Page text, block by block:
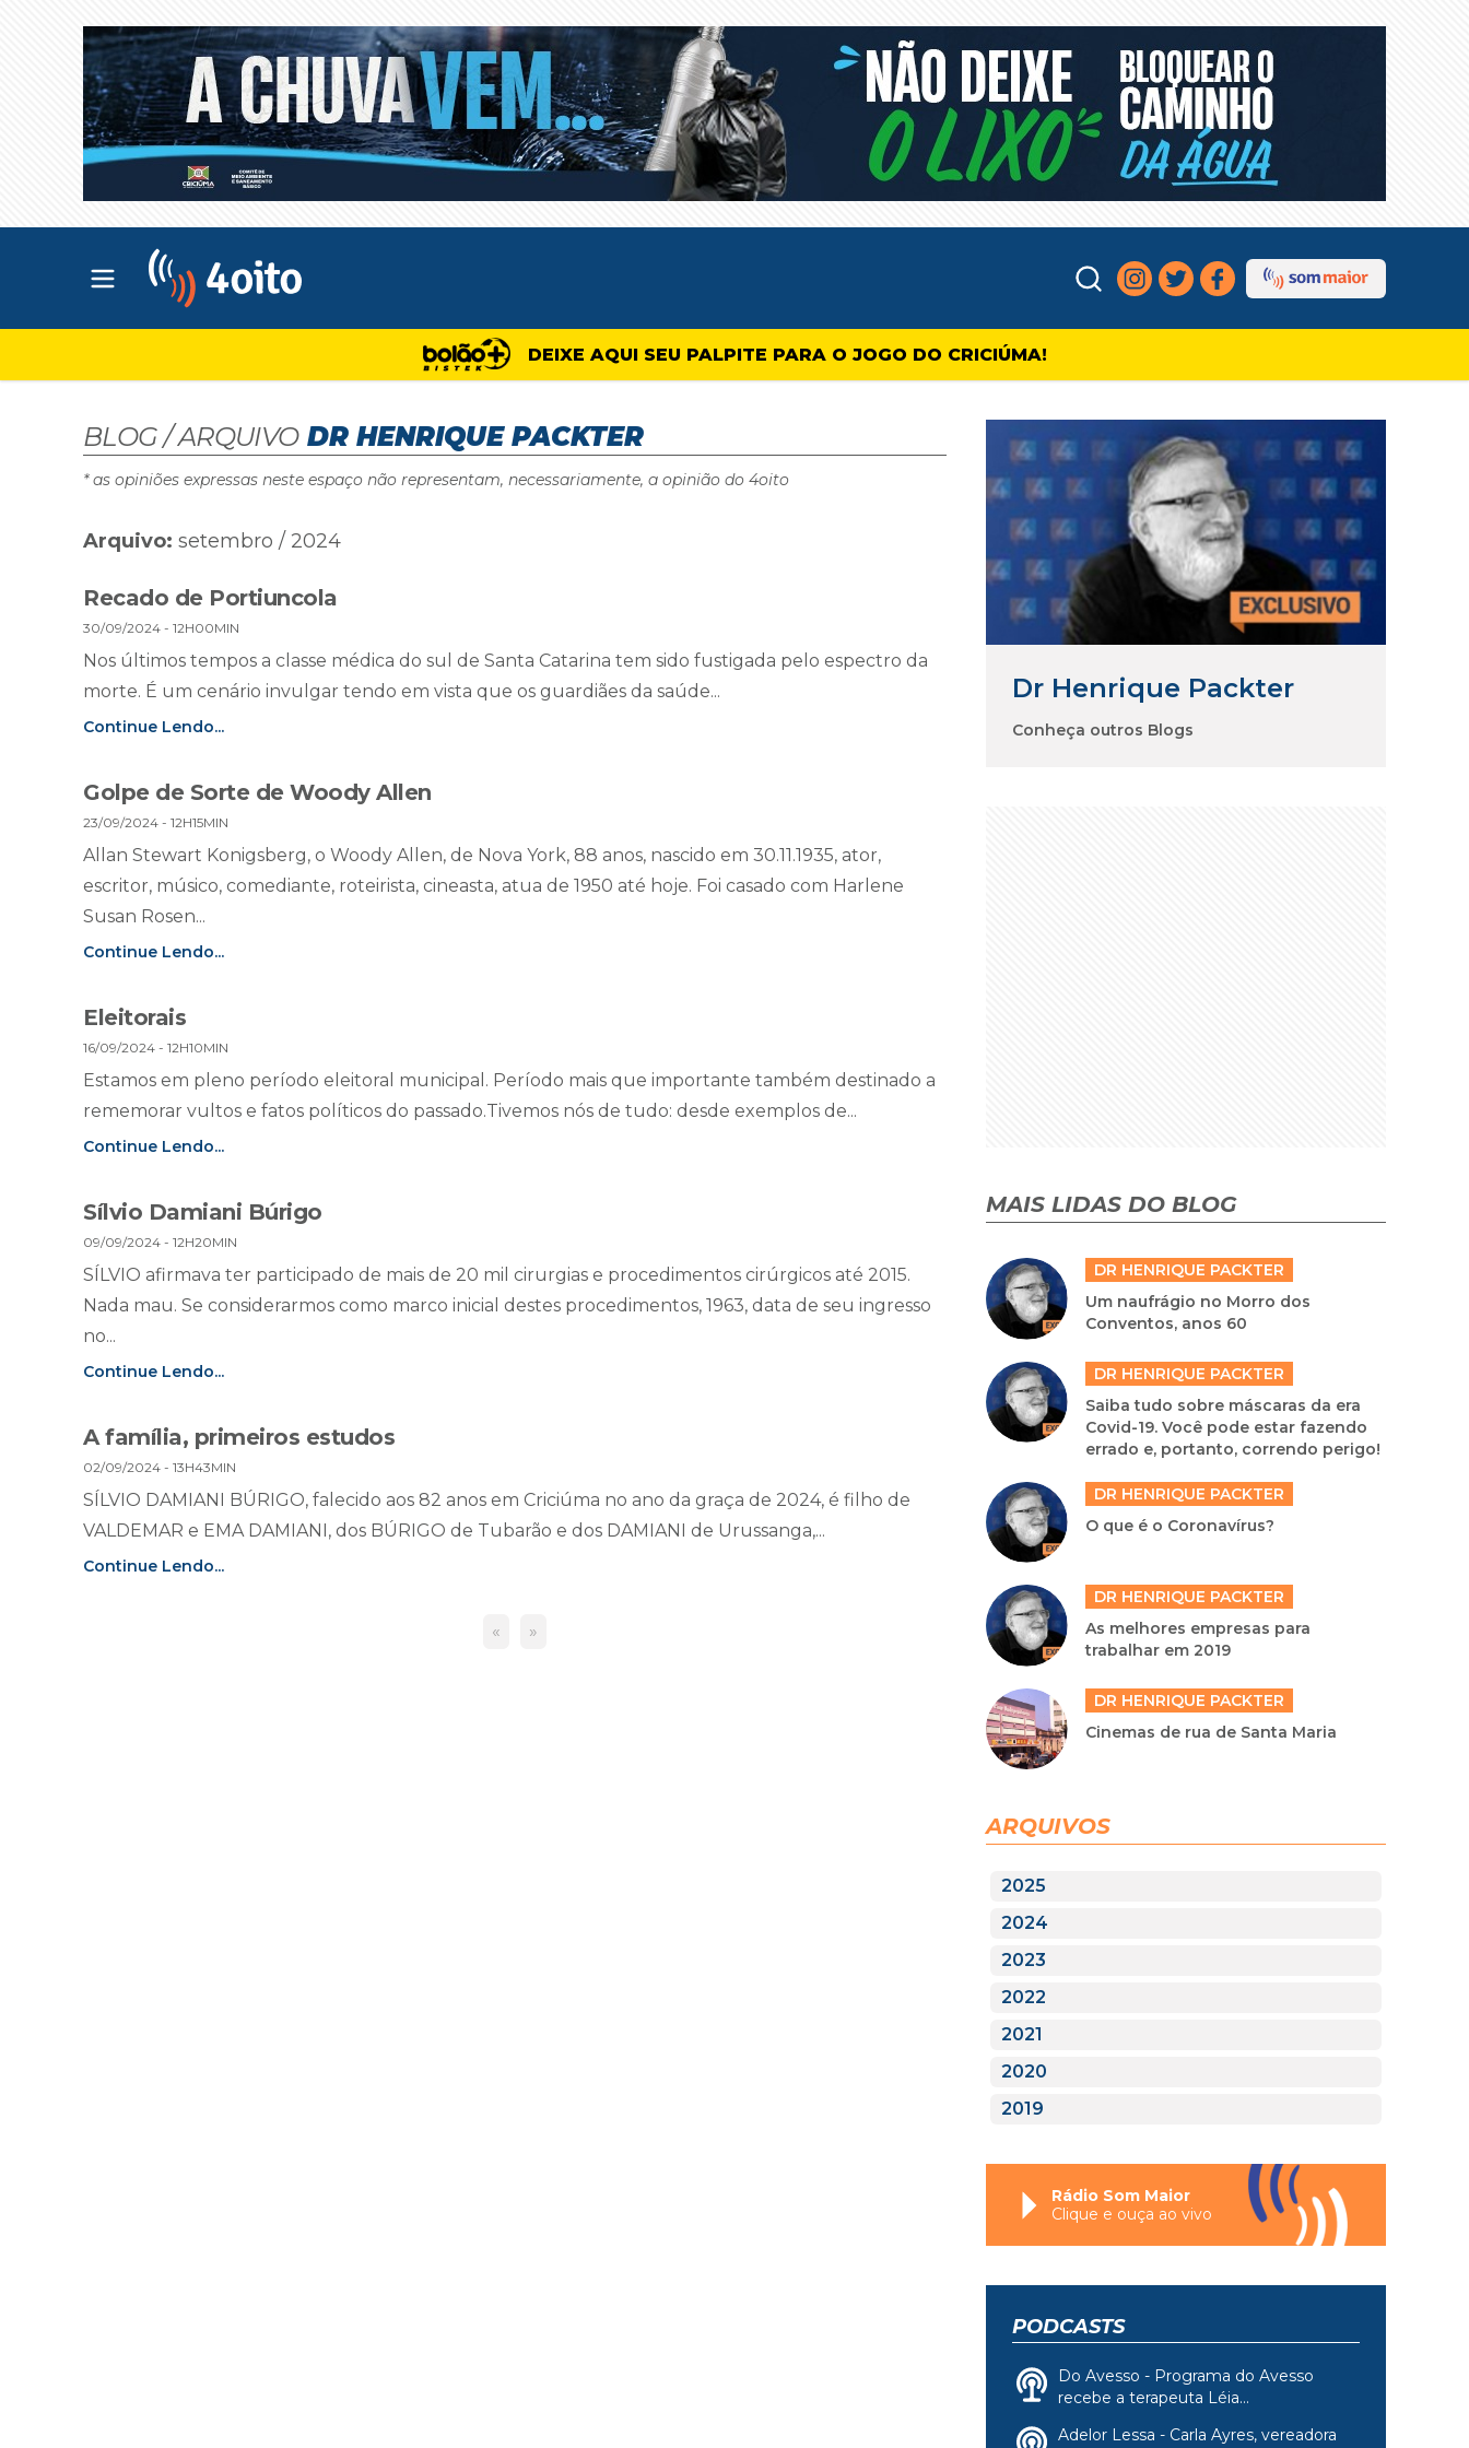
Abrir menu principal
DEIXE AQUI SEU PALPITE PARA O JOGO DO CRICIÚMA!
BLOG / ARQUIVO DR HENRIQUE PACKTER
* as opiniões expressas neste espaço não representam, necessariamente, a opinião do 4oito
Arquivo: setembro / 2024
Recado de Portiuncola
30/09/2024 - 12H00MIN
Nos últimos tempos a classe médica do sul de Santa Catarina tem sido fustigada pelo espectro da
morte. É um cenário invulgar tendo em vista que os guardiães da saúde...
Continue Lendo...
Golpe de Sorte de Woody Allen
23/09/2024 - 12H15MIN
Allan Stewart Konigsberg, o Woody Allen, de Nova York, 88 anos, nascido em 30.11.1935, ator,
escritor, músico, comediante, roteirista, cineasta, atua de 1950 até hoje. Foi casado com Harlene
Susan Rosen...
Continue Lendo...
Eleitorais
16/09/2024 - 12H10MIN
Estamos em pleno período eleitoral municipal. Período mais que importante também destinado a
rememorar vultos e fatos políticos do passado.Tivemos nós de tudo: desde exemplos de...
Continue Lendo...
Sílvio Damiani Búrigo
09/09/2024 - 12H20MIN
SÍLVIO afirmava ter participado de mais de 20 mil cirurgias e procedimentos cirúrgicos até 2015.
Nada mau. Se considerarmos como marco inicial destes procedimentos, 1963, data de seu ingresso
no...
Continue Lendo...
A família, primeiros estudos
02/09/2024 - 13H43MIN
SÍLVIO DAMIANI BÚRIGO, falecido aos 82 anos em Criciúma no ano da graça de 2024, é filho de
VALDEMAR e EMA DAMIANI, dos BÚRIGO de Tubarão e dos DAMIANI de Urussanga,...
Continue Lendo...
« »
Dr Henrique Packter
Conheça outros Blogs
MAIS LIDAS DO BLOG
DR HENRIQUE PACKTER
Um naufrágio no Morro dos
Conventos, anos 60
DR HENRIQUE PACKTER
Saiba tudo sobre máscaras da era
Covid-19. Você pode estar fazendo
errado e, portanto, correndo perigo!
DR HENRIQUE PACKTER
O que é o Coronavírus?
DR HENRIQUE PACKTER
As melhores empresas para
trabalhar em 2019
DR HENRIQUE PACKTER
Cinemas de rua de Santa Maria
ARQUIVOS
2025
2024
2023
2022
2021
2020
2019
Rádio Som Maior
Clique e ouça ao vivo
PODCASTS
Do Avesso - Programa do Avesso
recebe a terapeuta Léia...
Adelor Lessa - Carla Ayres, vereadora